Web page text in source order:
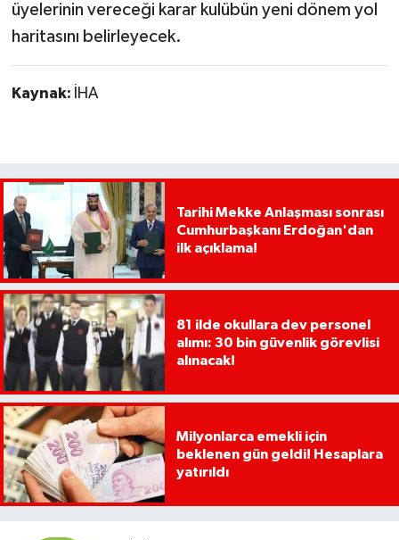
üyelerinin vereceği karar kulübün yeni dönem yol
haritasını belirleyecek.
Kaynak: İHA
Tarihi Mekke Anlaşması sonrası
Cumhurbaşkanı Erdoğan'dan
ilk açıklama!
81 ilde okullara dev personel
alımı: 30 bin güvenlik görevlisi
alınacak!
Milyonlarca emekli için
beklenen gün geldi! Hesaplara
yatırıldı